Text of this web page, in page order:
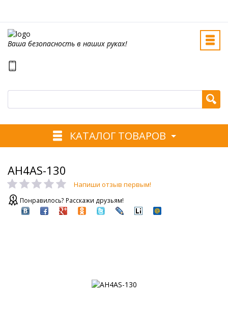
Ваша безопасность в наших руках!
КАТАЛОГ ТОВАРОВ
AH4AS-130
Напиши отзыв первым!
Понравилось? Расскажи друзьям!